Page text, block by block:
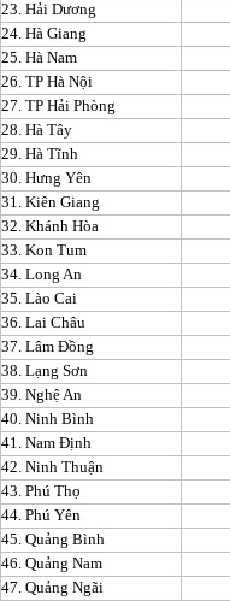
23. Hải Dương
24. Hà Giang
25. Hà Nam
26. TP Hà Nội
27. TP Hải Phòng
28. Hà Tây
29. Hà Tĩnh
30. Hưng Yên
31. Kiên Giang
32. Khánh Hòa
33. Kon Tum
34. Long An
35. Lào Cai
36. Lai Châu
37. Lâm Đồng
38. Lạng Sơn
39. Nghệ An
40. Ninh Bình
41. Nam Định
42. Ninh Thuận
43. Phú Thọ
44. Phú Yên
45. Quảng Bình
46. Quảng Nam
47. Quảng Ngãi